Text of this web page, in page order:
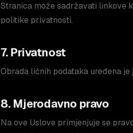
Stranica može sadržavati linkove
politike privatnosti.
7. Privatnost
Obrada ličnih podataka uređena je
8. Mjerodavno pravo
Na ove Uslove primjenjuje se